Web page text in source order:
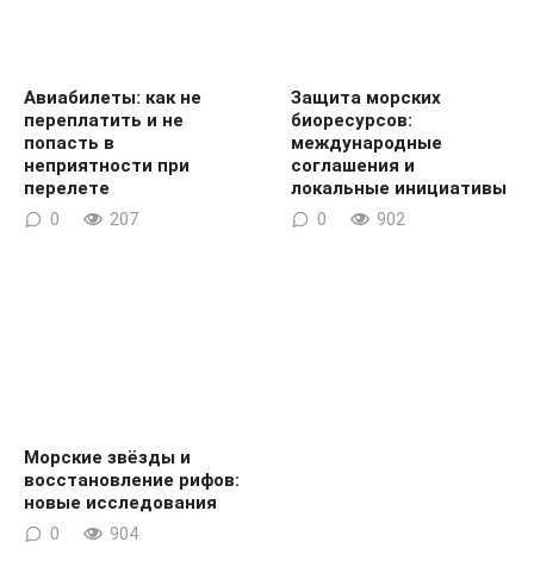
Авиабилеты: как не
переплатить и не
попасть в
неприятности при
перелете
0 207
Защита морских
биоресурсов:
международные
соглашения и
локальные инициативы
0 902
Морские звёзды и
восстановление рифов:
новые исследования
0 904